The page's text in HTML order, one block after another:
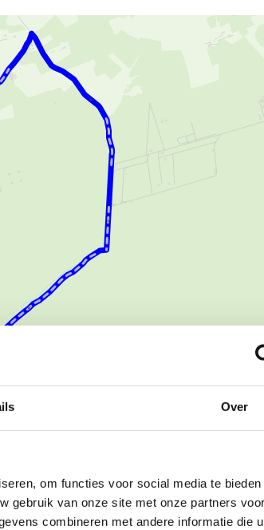
Over
om functies voor social media te bieden
gebruik van onze site met onze partners
combineren met andere informatie die